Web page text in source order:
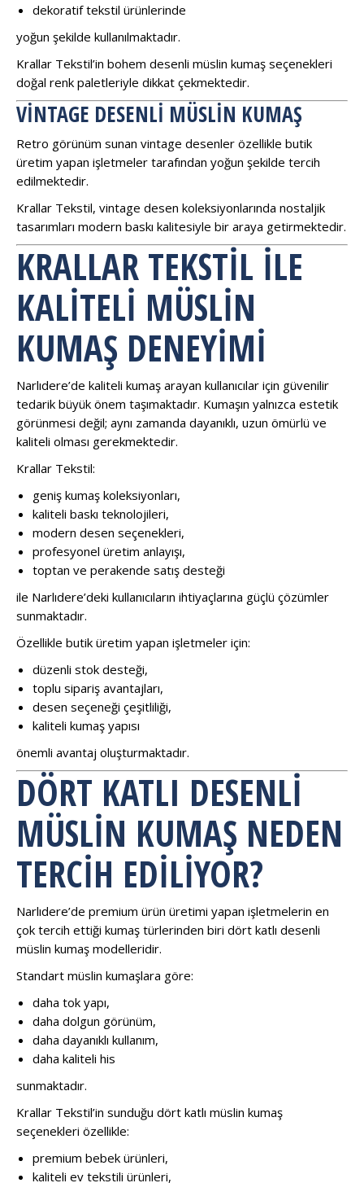
dekoratif tekstil ürünlerinde
yoğun şekilde kullanılmaktadır.
Krallar Tekstil’in bohem desenli müslin kumaş seçenekleri
doğal renk paletleriyle dikkat çekmektedir.
VINTAGE DESENLI MÜSLIN KUMAŞ
Retro görünüm sunan vintage desenler özellikle butik
üretim yapan işletmeler tarafından yoğun şekilde tercih
edilmektedir.
Krallar Tekstil, vintage desen koleksiyonlarında nostaljik
tasarımları modern baskı kalitesiyle bir araya getirmektedir.
KRALLAR TEKSTIL ILE
KALITELI MÜSLIN
KUMAŞ DENEYIMI
Narlıdere’de kaliteli kumaş arayan kullanıcılar için güvenilir
tedarik büyük önem taşımaktadır. Kumaşın yalnızca estetik
görünmesi değil; aynı zamanda dayanıklı, uzun ömürlü ve
kaliteli olması gerekmektedir.
Krallar Tekstil:
geniş kumaş koleksiyonları,
kaliteli baskı teknolojileri,
modern desen seçenekleri,
profesyonel üretim anlayışı,
toptan ve perakende satış desteği
ile Narlıdere’deki kullanıcıların ihtiyaçlarına güçlü çözümler
sunmaktadır.
Özellikle butik üretim yapan işletmeler için:
düzenli stok desteği,
toplu sipariş avantajları,
desen seçeneği çeşitliliği,
kaliteli kumaş yapısı
önemli avantaj oluşturmaktadır.
DÖRT KATLI DESENLI
MÜSLIN KUMAŞ NEDEN
TERCIH EDILIYOR?
Narlıdere’de premium ürün üretimi yapan işletmelerin en
çok tercih ettiği kumaş türlerinden biri dört katlı desenli
müslin kumaş modelleridir.
Standart müslin kumaşlara göre:
daha tok yapı,
daha dolgun görünüm,
daha dayanıklı kullanım,
daha kaliteli his
sunmaktadır.
Krallar Tekstil’in sunduğu dört katlı müslin kumaş
seçenekleri özellikle:
premium bebek ürünleri,
kaliteli ev tekstili ürünleri,